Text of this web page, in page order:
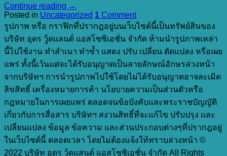
Continue reading →
Posted in Uncategorized 1 Comment
รูปภาพ หรือ กราฟิกที่ปรากฎอยู่บนเว็บไซต์นี้เป็นทรัพย์สินของ
บริษัท อุดร วู้ดแลนด์ แอสโซซิเอชั่น จำกัด ห้ามนำรูปภาพเหล่า
นี้ไปใช้งาน ทำสำเนา ทำซ้ำ แสดง ปรับ เปลี่ยน ดัดแปลง หรือเผย
แพร่ ทั้งนี้เว้นแต่จะได้รับอนุญาตเป็นลายลักษณ์อักษรล่วงหน้า
จากบริษัทฯ การนำรูปภาพไปใช้โดยไม่ได้รับอนุญาตอาจละเมิด
ลิขสิทธิ์ เครื่องหมายการค้า นโยบายความเป็นส่วนตัวหรือ
กฎหมายในการเผยแพร่ ตลอดจนข้อบังคับและพระราชบัญญัติ
เกี่ยวกับการสื่อสาร บริษัทฯ สงวนสิทธิ์ที่จะแก้ไข ปรับปรุง และ
เปลี่ยนแปลง ข้อมูล ข้อความ และส่วนประกอบต่างๆที่ปรากฎอยู่
ในเว็บไซต์นี้ ตลอดเวลา โดยไม่ต้องแจ้งให้ทราบล่วงหน้า ©
2022 บริษัท อุดร วู้ดแสนด์ แอสโซซิเอชั่น จำกัด All Rights